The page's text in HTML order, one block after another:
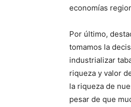
economías
Por último,
tomamos la
industrializar
riqueza y valor
la riqueza de
pesar de que